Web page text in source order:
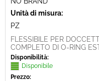
Unità di misura:
PZ
FLESSIBILE PER
COMPLETO DI O-RING
Disponibilità:
Disponibile
Prezzo: